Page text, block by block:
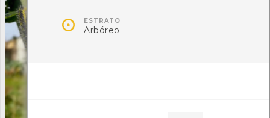
 ESTRATO
Arbóreo